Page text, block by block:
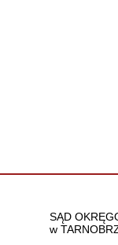
Dane
SĄD
w